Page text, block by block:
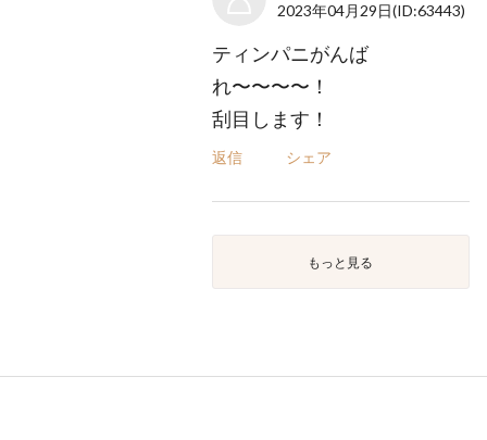
2023年04月29日(ID:63443)
ティンパニがんば
れ〜〜〜〜！
刮目します！
返信 シェア
もっと見る